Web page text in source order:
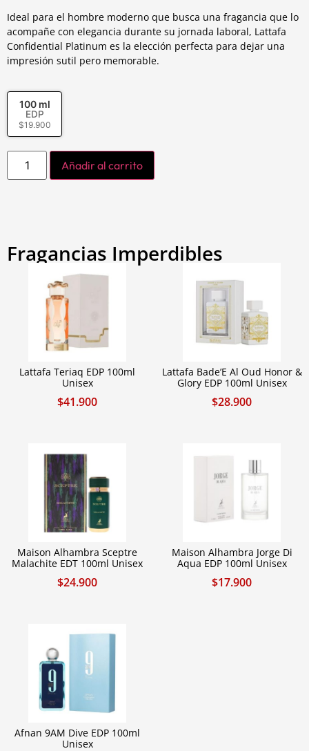
Ideal para el hombre moderno que busca una fragancia que lo
acompañe con elegancia durante su jornada laboral, Lattafa
Confidential Platinum es la elección perfecta para dejar una
impresión sutil pero memorable.
100 ml
EDP
$19.900
Añadir al carrito
Fragancias Imperdibles
Lattafa Teriaq EDP 100ml
Unisex
$41.900
Lattafa Bade’E Al Oud Honor &
Glory EDP 100ml Unisex
$28.900
Maison Alhambra Sceptre
Malachite EDT 100ml Unisex
$24.900
Maison Alhambra Jorge Di
Aqua EDP 100ml Unisex
$17.900
Afnan 9AM Dive EDP 100ml
Unisex